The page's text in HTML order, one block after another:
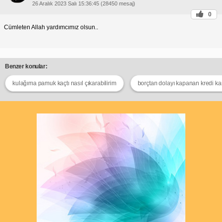
26 Aralık 2023 Salı 15:36:45 (28450 mesaj)
0
Cümleten Allah yardımcımız olsun..
Benzer konular:
kulağıma pamuk kaçtı nasıl çıkarabilirim borçtan dolayı kapanan kredi